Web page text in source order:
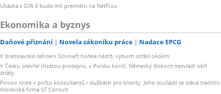
Ukázka z GTA 6 bude mít premiéru na Netflixu
Ekonomika a byznys
Daňové přiznání Novela zákoníku práce Nadace EPCG
V bratislavské rafinerii Slovnaft hořela nádrž, výbuch otřásl okolím
V Česku otevřel třicátou prodejnu, v Polsku končí. Německý diskont nezvládl obří
ztráty
Finvox roste v počtu konzultantů i službách pro klienty. Jeho součástí se stává tradiční
moravská firma ST Consult